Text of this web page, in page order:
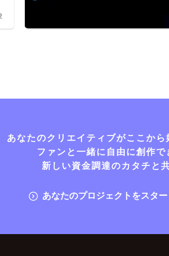
あなたのクリエイティブがここから
ファンと一緒に自由に創作で
新しい資金調達のカタチと
あなたのプロジェクトをスタ